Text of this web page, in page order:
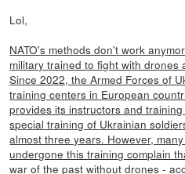
Lol,
NATO's methods don't work
military trained to fight with drones
Since 2022, the Armed Forces of
training centers in European
provides its instructors and
special training of Ukrainian
almost three years. However,
undergone this training complain
war of the past without drones -